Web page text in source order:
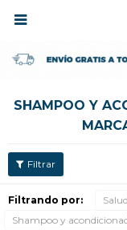

SHAMPOO Y
Filtrando por:
Shampoo y